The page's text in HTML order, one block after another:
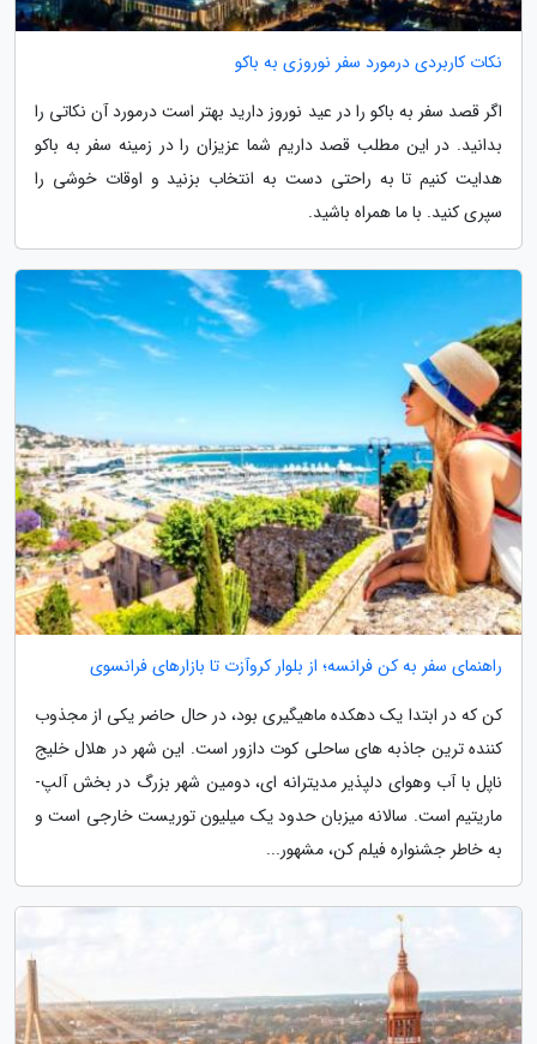
نکات کاربردی درمورد سفر نوروزی به باکو
اگر قصد سفر به باکو را در عید نوروز دارید بهتر است درمورد آن نکاتی را
بدانید. در این مطلب قصد داریم شما عزیزان را در زمینه سفر به باکو
هدایت کنیم تا به راحتی دست به انتخاب بزنید و اوقات خوشی را
سپری کنید. با ما همراه باشید.
راهنمای سفر به کن فرانسه؛ از بلوار کروآزت تا بازارهای فرانسوی
کن که در ابتدا یک دهکده ماهیگیری بود، در حال حاضر یکی از مجذوب
کننده ترین جاذبه های ساحلی کوت دازور است. این شهر در هلال خلیج
ناپل با آب وهوای دلپذیر مدیترانه ای، دومین شهر بزرگ در بخش آلپ-
ماریتیم است. سالانه میزبان حدود یک میلیون توریست خارجی است و
به خاطر جشنواره فیلم کن، مشهور...